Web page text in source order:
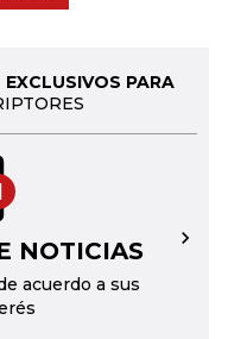
PARA
NOTICIAS
acuerdo a sus
→